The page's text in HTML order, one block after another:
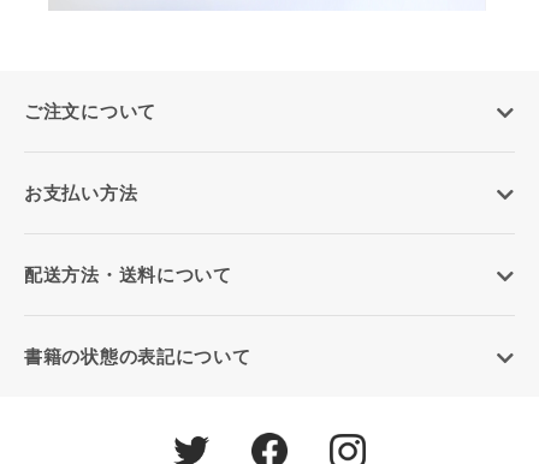
ご注文について
お支払い方法
配送方法・送料について
書籍の状態の表記について